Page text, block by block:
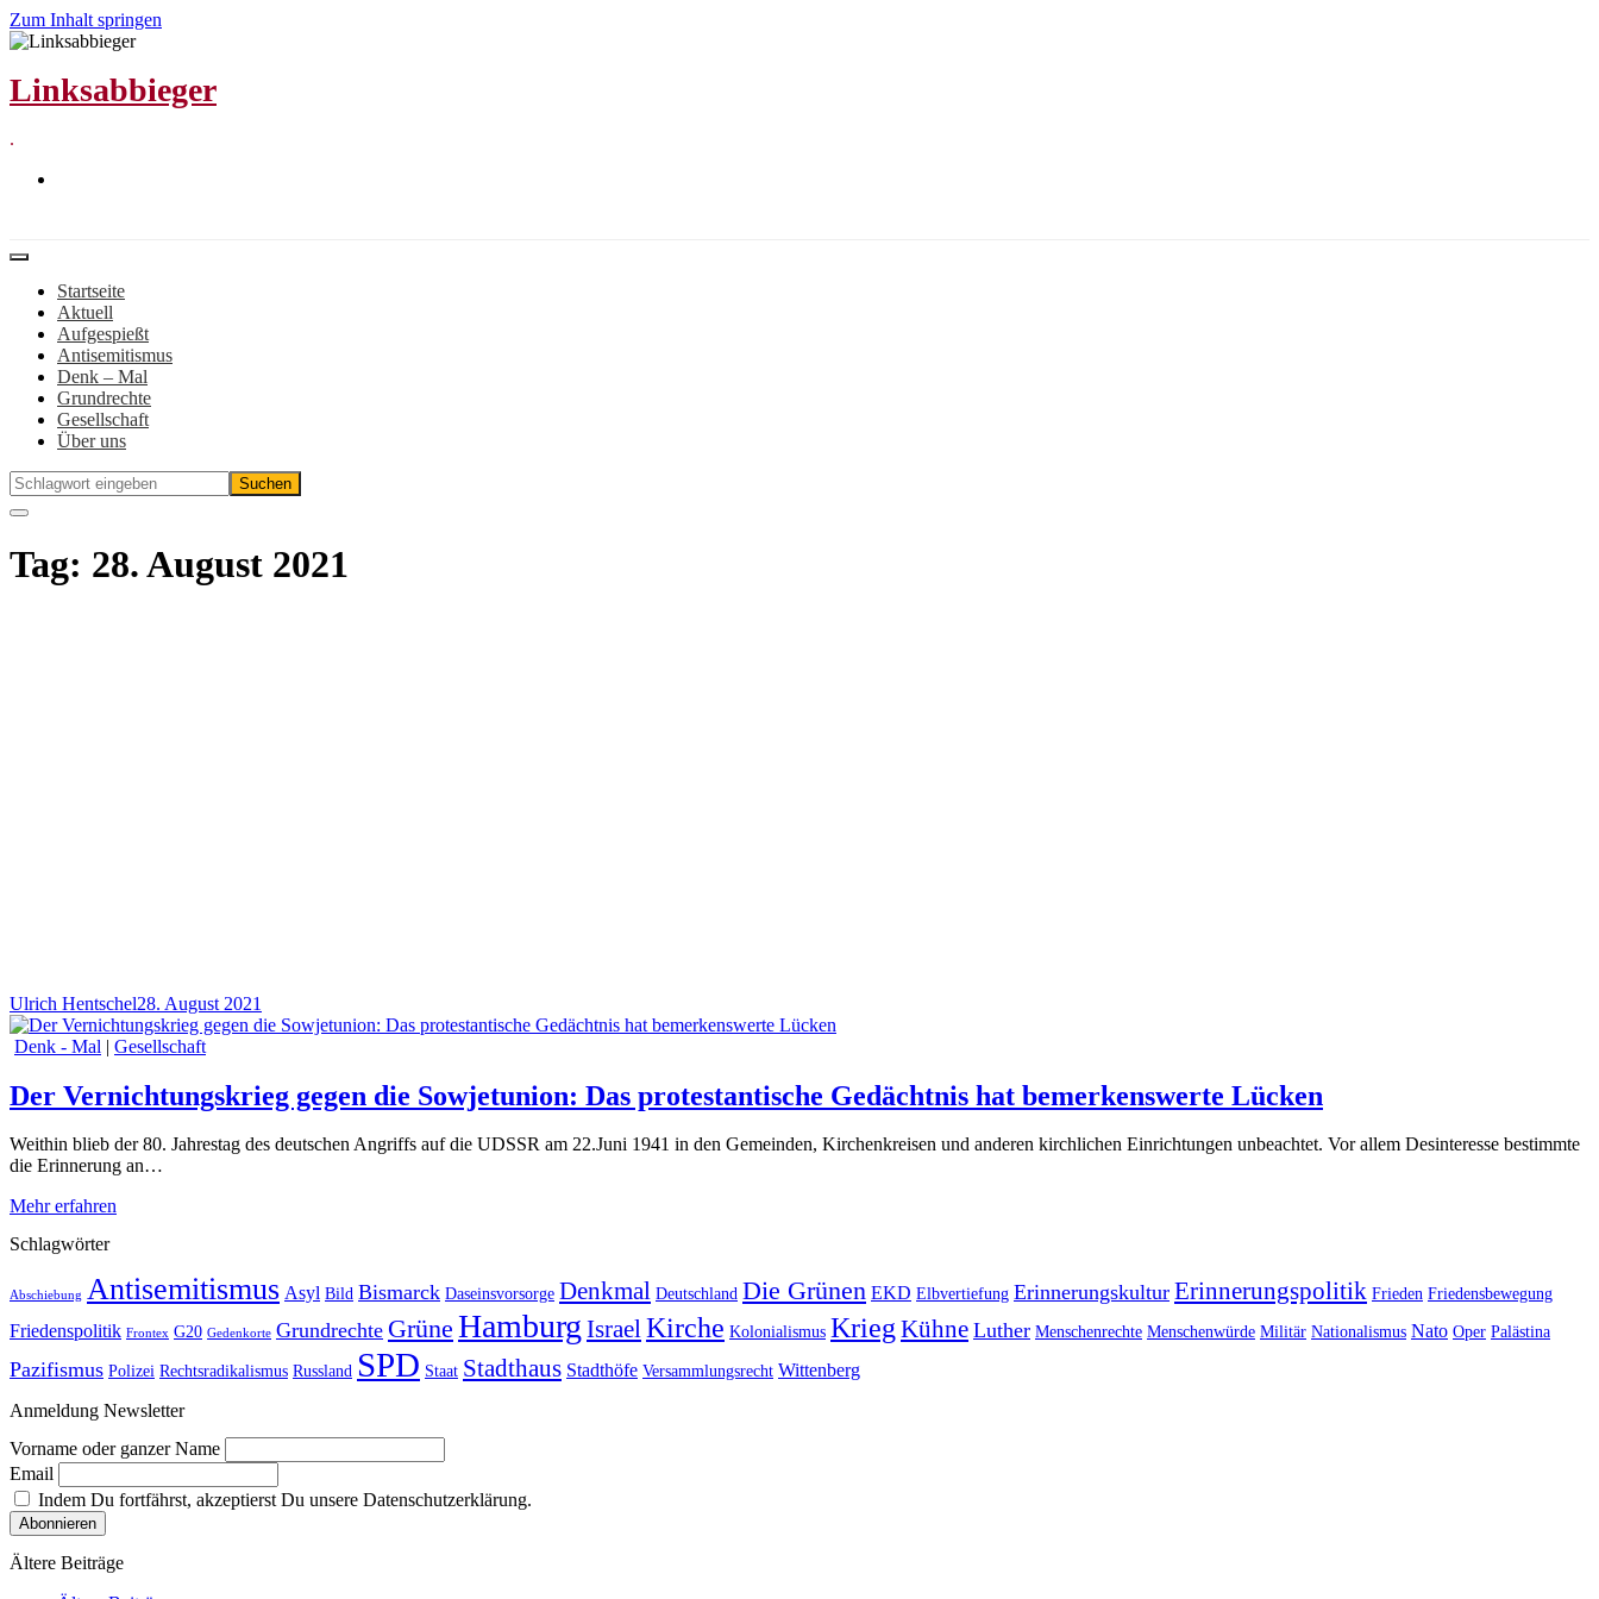
Zum Inhalt springen
Linksabbieger
.
Startseite
Aktuell
Aufgespießt
Antisemitismus
Denk – Mal
Grundrechte
Gesellschaft
Über uns
Tag: 28. August 2021
Ulrich Hentschel28. August 2021
Denk - Mal | Gesellschaft
Der Vernichtungskrieg gegen die Sowjetunion: Das protestantische Gedächtnis hat bemerkenswerte Lücken
Weithin blieb der 80. Jahrestag des deutschen Angriffs auf die UDSSR am 22.Juni 1941 in den Gemeinden, Kirchenkreisen und anderen kirchlichen Einrichtungen unbeachtet. Vor allem Desinteresse bestimmte
die Erinnerung an…
Mehr erfahren
Schlagwörter
Abschiebung Antisemitismus Asyl Bild Bismarck Daseinsvorsorge Denkmal Deutschland Die Grünen EKD Elbvertiefung Erinnerungskultur Erinnerungspolitik Frieden Friedensbewegung
Friedenspolitik Frontex G20 Gedenkorte Grundrechte Grüne Hamburg IsraelKirche Kolonialismus Krieg Kühne Luther Menschenrechte Menschenwürde Militär Nationalismus Nato Oper Palästina
Pazifismus Polizei Rechtsradikalismus Russland SPD Staat Stadthaus Stadthöfe Versammlungsrecht Wittenberg
Anmeldung Newsletter
Vorname oder ganzer Name
Email
Indem Du fortfährst, akzeptierst Du unsere Datenschutzerklärung.
Ältere Beiträge